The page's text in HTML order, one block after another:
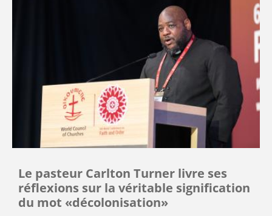
Le pasteur Carlton Turner livre ses
réflexions sur la véritable signification
du mot «décolonisation»